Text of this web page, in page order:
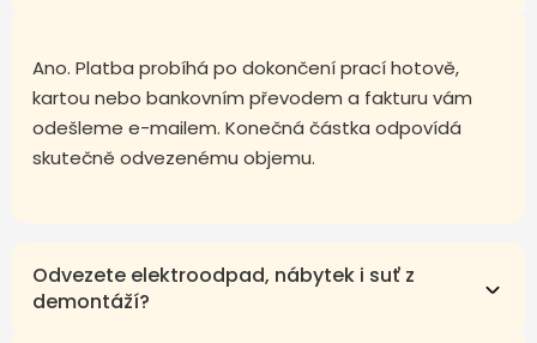
Ano. Platba probíhá po dokončení prací hotově,
kartou nebo bankovním převodem a fakturu vám
odešleme e-mailem. Konečná částka odpovídá
skutečně odvezenému objemu.
Odvezete elektroodpad, nábytek i suť z
demontáží?